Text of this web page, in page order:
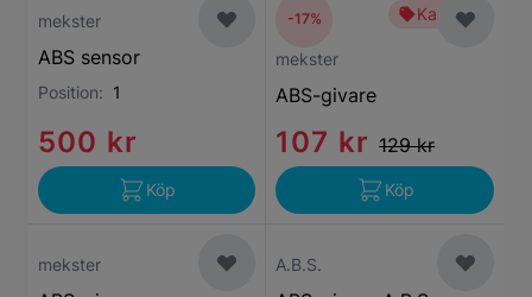
mekster
ABS sensor
Position: 1
500 kr
Köp
Kampanj
mekster
ABS-givare
107 kr 129 kr
-17%
Köp
mekster A.B.S.